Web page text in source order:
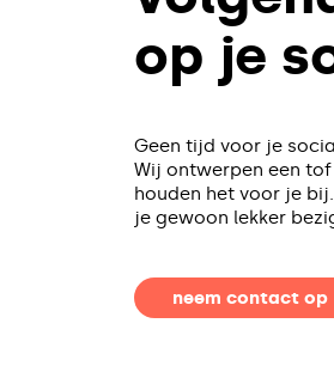
op je
Geen tijd voor je
Wij ontwerpen een
houden het voor je
je gewoon lekker
neem contact op